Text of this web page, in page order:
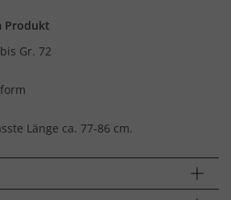
Produkt
Gr. 72
Länge ca. 77-86 cm.